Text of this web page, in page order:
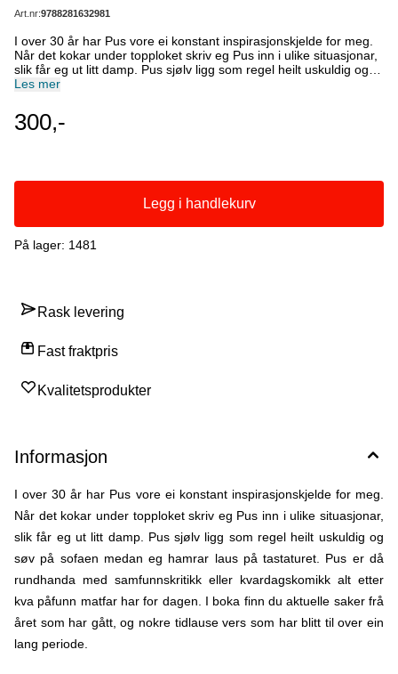
Art.nr:9788281632981
I over 30 år har Pus vore ei konstant inspirasjonskjelde for meg.
Når det kokar under topploket skriv eg Pus inn i ulike situasjonar,
slik får eg ut litt damp. Pus sjølv ligg som regel heilt uskuldig og
søv på sofaen medan eg hamrar laus på tastaturet. Pus er då
kva påfunn matfar har for dagen. I boka finn du aktuelle saker frå
året som har gått, og nokre tidlause vers som har blitt til over ein
Les mer
300,-
Legg i handlekurv
På lager: 1481
Rask levering
Fast fraktpris
Kvalitetsprodukter
Informasjon
I over 30 år har Pus vore ei konstant inspirasjonskjelde for meg.
Når det kokar under topploket skriv eg Pus inn i ulike situasjonar,
slik får eg ut litt damp. Pus sjølv ligg som regel heilt uskuldig og
søv på sofaen medan eg hamrar laus på tastaturet. Pus er då
rundhanda med samfunnskritikk eller kvardagskomikk alt etter
kva påfunn matfar har for dagen. I boka finn du aktuelle saker frå
året som har gått, og nokre tidlause vers som har blitt til over ein
lang periode.